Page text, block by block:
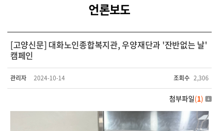
언론보도
[고양신문] 대화노인종합복지관, 우양재단과 '잔반없는 날'
캠페인
관리자 2024-10-14 조회수 2,306
첨부파일(1)